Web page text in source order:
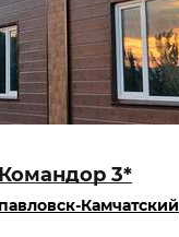
3*
Камчатский